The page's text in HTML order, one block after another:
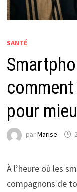
SANTÉ
pour
parMarise
À l’heure où les
compagnons de